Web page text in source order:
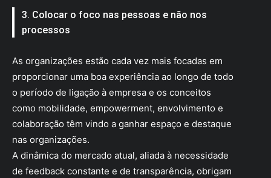
3. Colocar o foco nas pessoas e não nos
processos
As organizações estão cada vez mais focadas em
proporcionar uma boa experiência ao longo de todo
o período de ligação à empresa e os conceitos
como mobilidade, empowerment, envolvimento e
colaboração têm vindo a ganhar espaço e destaque
nas organizações.
A dinâmica do mercado atual, aliada à necessidade
de feedback constante e de transparência, obrigam